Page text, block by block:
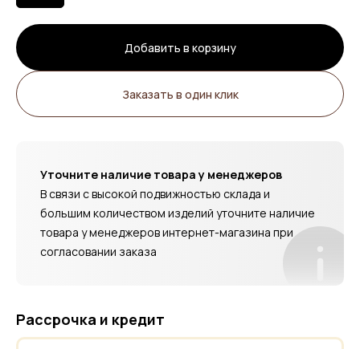
Добавить в корзину
Заказать в один клик
Уточните наличие товара у менеджеров
В связи с высокой подвижностью склада и
большим количеством изделий уточните наличие
товара у менеджеров интернет-магазина при
согласовании заказа
Рассрочка и кредит